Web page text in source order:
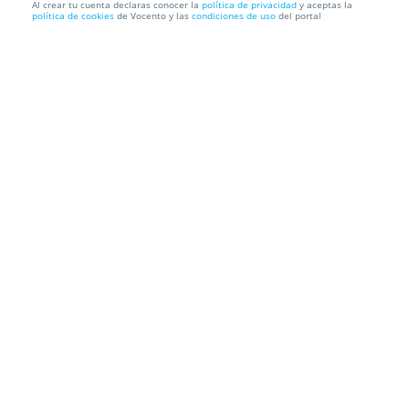
Entradas Los Compadres - Homenaje a los Álvarez
Al crear tu cuenta declaras conocer la política de privacidad y aceptas la
política de cookies de Vocento y las condiciones de uso del portal